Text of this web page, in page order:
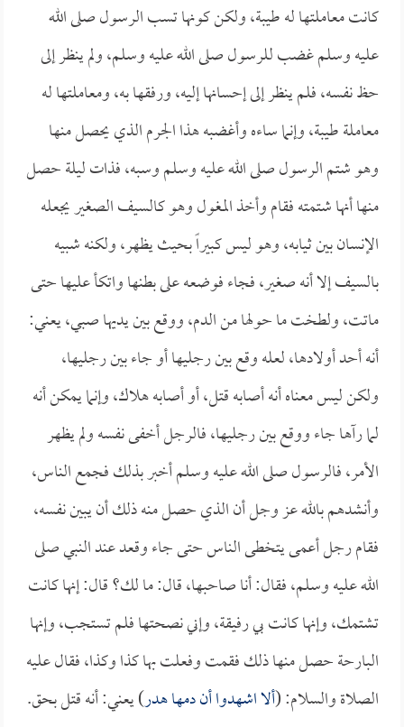
كانت معاملتها له طيبة، ولكن كونها تسب الرسول صلى الله
عليه وسلم غضب للرسول صلى الله عليه وسلم، ولم ينظر إلى
حظ نفسه، فلم ينظر إلى إحسانها إليه، ورفقها به، ومعاملتها له
معاملة طيبة، وإنما ساءه وأغضبه هذا الجرم الذي يحصل منها
وهو شتم الرسول صلى الله عليه وسلم وسبه، فذات ليلة حصل
منها أنها شتمته فقام وأخذ المغول وهو كالسيف الصغير يجعله
الإنسان بين ثيابه، وهو ليس كبيراً بحيث يظهر، ولكنه شبيه
بالسيف إلا أنه صغير، فجاء فوضعه على بطنها واتكأ عليها حتى
ماتت، ولطخت ما حولها من الدم، ووقع بين يديها صبي، يعني:
أنه أحد أولادها، لعله وقع بين رجليها أو جاء بين رجليها،
ولكن ليس معناه أنه أصابه قتل، أو أصابه هلاك، وإنما يمكن أنه
لما رآها جاء ووقع بين رجليها، فالرجل أخفى نفسه ولم يظهر
الأمر، فالرسول صلى الله عليه وسلم أخبر بذلك فجمع الناس،
وأنشدهم بالله عز وجل أن الذي حصل منه ذلك أن يبين نفسه،
فقام رجل أعمى يتخطى الناس حتى جاء وقعد عند النبي صلى
الله عليه وسلم، فقال: أنا صاحبها، قال: ما لك؟ قال: إنها كانت
تشتمك، وإنها كانت بي رفيقة، وإني نصحتها فلم تستجب، وإنها
البارحة حصل منها ذلك فقمت وفعلت بها كذا وكذا، فقال عليه
الصلاة والسلام: (ألا اشهدوا أن دمها هدر) يعني: أنه قتل بحق.